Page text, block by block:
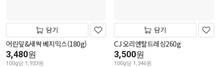
담기
어린잎&새싹 베지믹스(180g)
3,480원
100g당 1,933원
담기
CJ 오리엔탈드레싱260g
3,500원
100g당 1,346원